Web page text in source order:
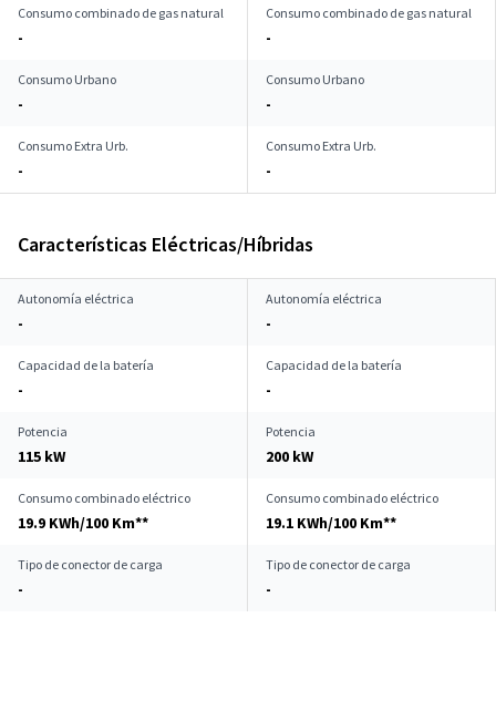
Consumo combinado de gas natural
-
Consumo combinado de gas natural
-
Consumo Urbano
-
Consumo Urbano
-
Consumo Extra Urb.
-
Consumo Extra Urb.
-
Características Eléctricas/Híbridas
Autonomía eléctrica
-
Autonomía eléctrica
-
Capacidad de la batería
-
Capacidad de la batería
-
Potencia
115 kW
Potencia
200 kW
Consumo combinado eléctrico
19.9 KWh/100 Km**
Consumo combinado eléctrico
19.1 KWh/100 Km**
Tipo de conector de carga
-
Tipo de conector de carga
-